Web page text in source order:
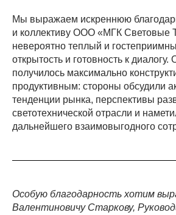
Мы выражаем искреннюю
и коллективу ООО «МГК Световые
невероятно теплый и
открытость и готовность к
получилось максимально
продуктивным: стороны обсудили
тенденции рынка, перспективы
светотехнической отрасли и
дальнейшего взаимовыгодного
Особую благодарность хотим
Валентиновичу Старкову,